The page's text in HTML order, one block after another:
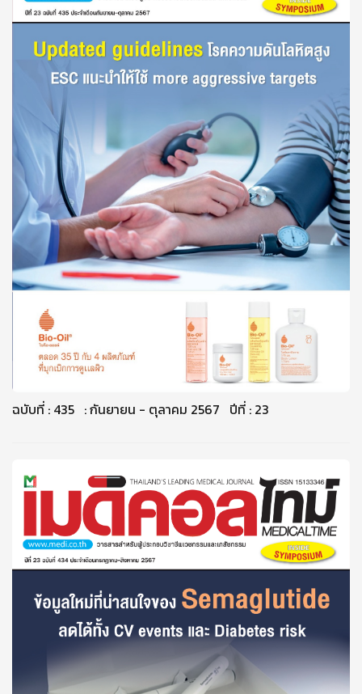
ฉบับที่ : 435 : กันยายน - ตุลาคม 2567 ปีที่ : 23